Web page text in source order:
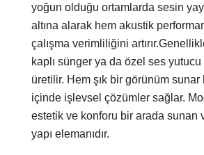
yoğun olduğu ortamlarda sesin
altına alarak hem akustik
çalışma verimliliğini
kaplı sünger ya da özel ses
üretilir. Hem şık bir görünüm sunar
içinde işlevsel çözümler sağlar.
estetik ve konforu bir arada sunan
yapı elemanıdır.